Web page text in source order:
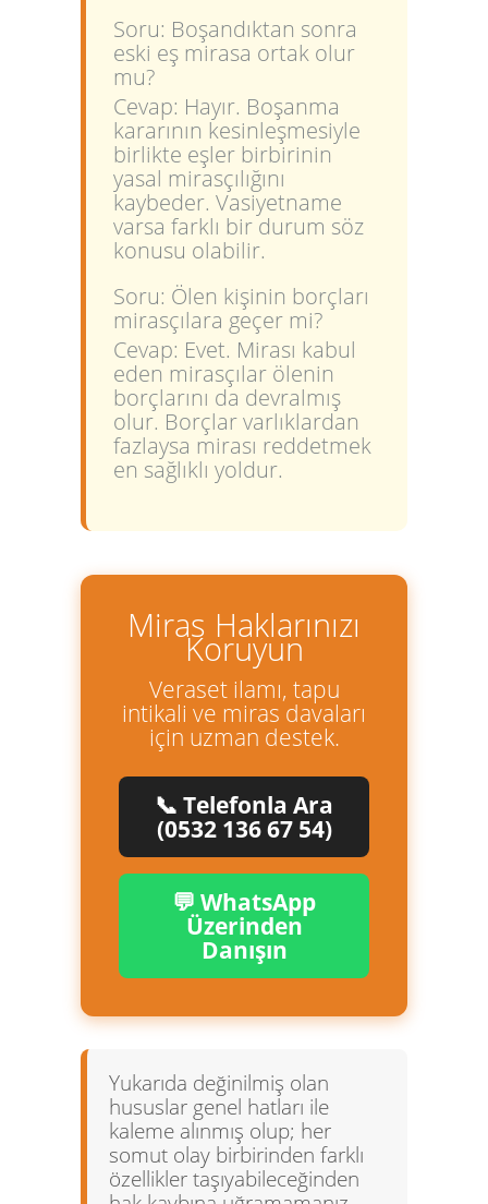
Soru: Boşandıktan sonra
eski eş mirasa ortak olur
mu?
Cevap: Hayır. Boşanma
kararının kesinleşmesiyle
birlikte eşler birbirinin
yasal mirasçılığını
kaybeder. Vasiyetname
varsa farklı bir durum söz
konusu olabilir.
Soru: Ölen kişinin borçları
mirasçılara geçer mi?
Cevap: Evet. Mirası kabul
eden mirasçılar ölenin
borçlarını da devralmış
olur. Borçlar varlıklardan
fazlaysa mirası reddetmek
en sağlıklı yoldur.
Miras Haklarınızı
Koruyun
Veraset ilamı, tapu
intikali ve miras davaları
için uzman destek.
📞 Telefonla Ara
(0532 136 67 54)
💬 WhatsApp
Üzerinden
Danışın
Yukarıda değinilmiş olan
hususlar genel hatları ile
kaleme alınmış olup; her
somut olay birbirinden farklı
özellikler taşıyabileceğinden